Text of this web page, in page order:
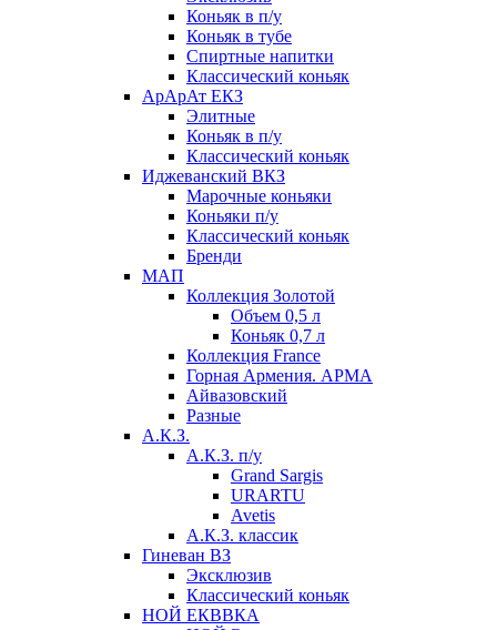
Коньяк в п/у
Коньяк в тубе
Спиртные напитки
Классический коньяк
АрАрАт ЕКЗ
Элитные
Коньяк в п/у
Классический коньяк
Иджеванский ВКЗ
Марочные коньяки
Коньяки п/у
Классический коньяк
Бренди
МАП
Коллекция Золотой
Объем 0,5 л
Коньяк 0,7 л
Коллекция France
Горная Армения. АРМА
Айвазовский
Разные
А.К.З.
А.К.З. п/у
Grand Sargis
URARTU
Avetis
А.К.З. классик
Гиневан ВЗ
Эксклюзив
Классический коньяк
НОЙ ЕКВВКА